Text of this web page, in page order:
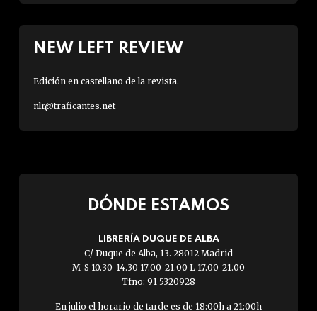
NEW LEFT REVIEW
Edición en castellano de la revista.
nlr@traficantes.net
DÓNDE ESTAMOS
LIBRERÍA DUQUE DE ALBA
C/ Duque de Alba, 13. 28012 Madrid
M-S 10.30-14.30 17.00-21.00 L 17.00-21.00
Tfno: 91 5320928
En julio el horario de tarde es de 18:00h a 21:00h